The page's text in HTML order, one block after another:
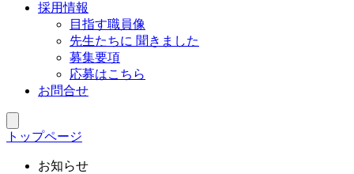
採用情報
目指す職員像
先生たちに 聞きました
募集要項
応募はこちら
お問合せ
トップページ
お知らせ